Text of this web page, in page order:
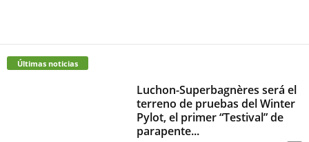
Últimas noticias
Luchon-Superbagnères será el
terreno de pruebas del Winter
Pylot, el primer “Testival” de
parapente...